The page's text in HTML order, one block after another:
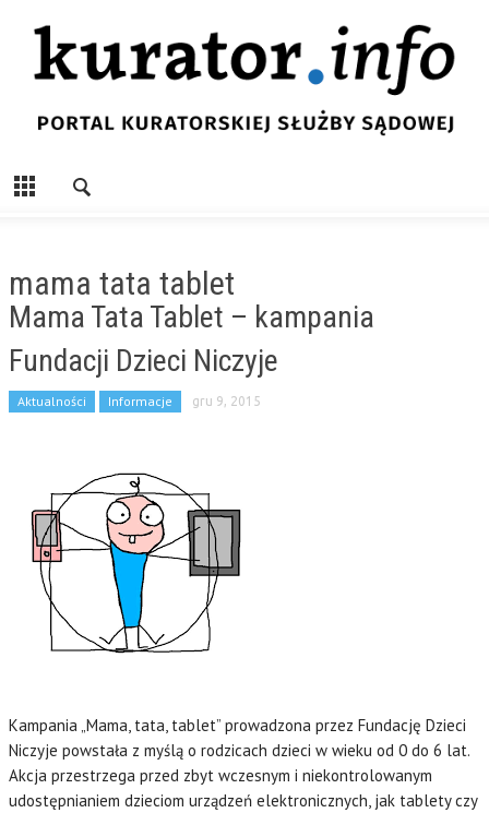
mama tata tablet
Mama Tata Tablet – kampania
Fundacji Dzieci Niczyje
Aktualności Informacje gru 9, 2015
Kampania „Mama, tata, tablet” prowadzona przez Fundację Dzieci
Niczyje powstała z myślą o rodzicach dzieci w wieku od 0 do 6 lat.
Akcja przestrzega przed zbyt wczesnym i niekontrolowanym
udostępnianiem dzieciom urządzeń elektronicznych, jak tablety czy